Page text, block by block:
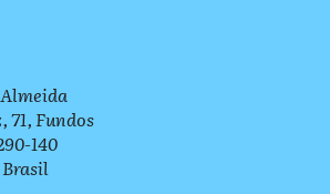
71, Fundos
140